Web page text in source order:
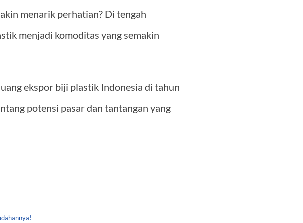
menarik perhatian? Di tengah
menjadi komoditas yang semakin
ekspor biji plastik Indonesia di tahun
potensi pasar dan tantangan yang